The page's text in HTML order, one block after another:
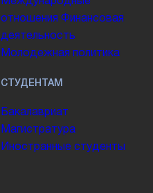
отношения Финансовая
деятельность
Молодежная политика
СТУДЕНТАМ
Бакалавриат
Магистратура
Иностранные студенты